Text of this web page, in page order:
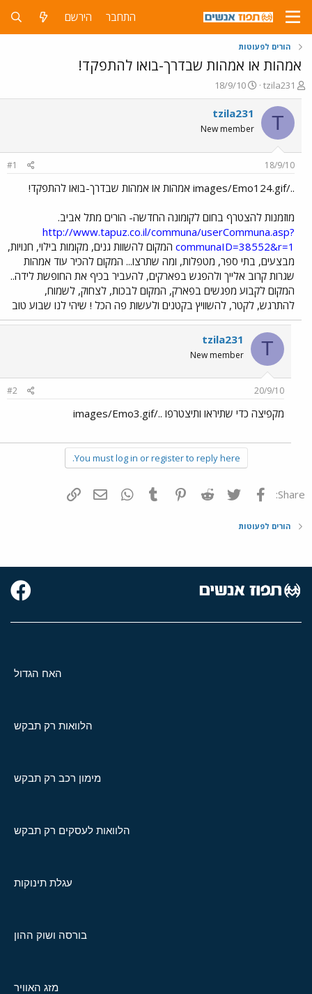
התחבר הירשם
הורים לפעוטות
אמהות או אמהות שבדרך-בואו להתפקד!
פ
ו
ת
ח
ה
ו
ש
tzila231
פ
ו
ר
ס
ם
ר
18/9/10
T
tzila231
New member
18/9/10
#1
../images/Emo124.gif אמהות או אמהות שבדרך-בואו להתפקד!
מוזמנות להצטרף בחום לקומונה החדשה- הורים מתל אביב.
http://www.tapuz.co.il/communa/userCommuna.asp?
communaID=38552&r=1 המקום להשוות גנים, מקומות בילוי, חנויות,
מבצעים, בתי ספר, מטפלות, ומה שתרצו... המקום להכיר עוד אמהות
שגרות קרוב אלייך ולהפגש בפארקים, להעביר בכיף את החופשת לידה..
המקום לקבוע מפגשים בפארק, המקום לבכות, לצחוק, לשמוח,
להתרגש, לקטר, להשוויץ בקטנים ולעשות פה הכל ! שיהי לנו שבוע טוב
T
tzila231
New member
20/9/10
#2
מקפיצה כדי שתיראו ותיצטרפו ../images/Emo3.gif
You must log in or register to reply here.
Share: פייסבוק Twitter
Reddit
Pinterest
Tumblr
WhatsAppדואר אלקטרוני
הורים לפעוטות
האח הגדול
הלוואות רק תבקש
מימון רכב רק תבקש
הלוואות לעסקים רק תבקש
עגלת תינוקות
בורסה ושוק ההון
מזג האוויר